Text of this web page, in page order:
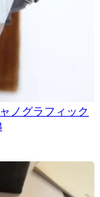
ノグラフィック